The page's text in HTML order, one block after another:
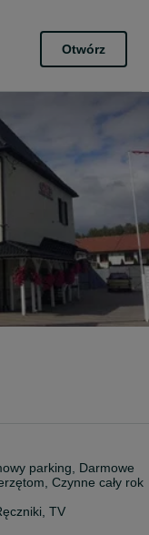
Otwórz
parking, Darmowe
Czynne cały rok
TV